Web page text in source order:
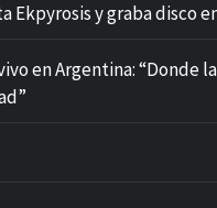
Ekpyrosis y graba disco
en Argentina: “Donde